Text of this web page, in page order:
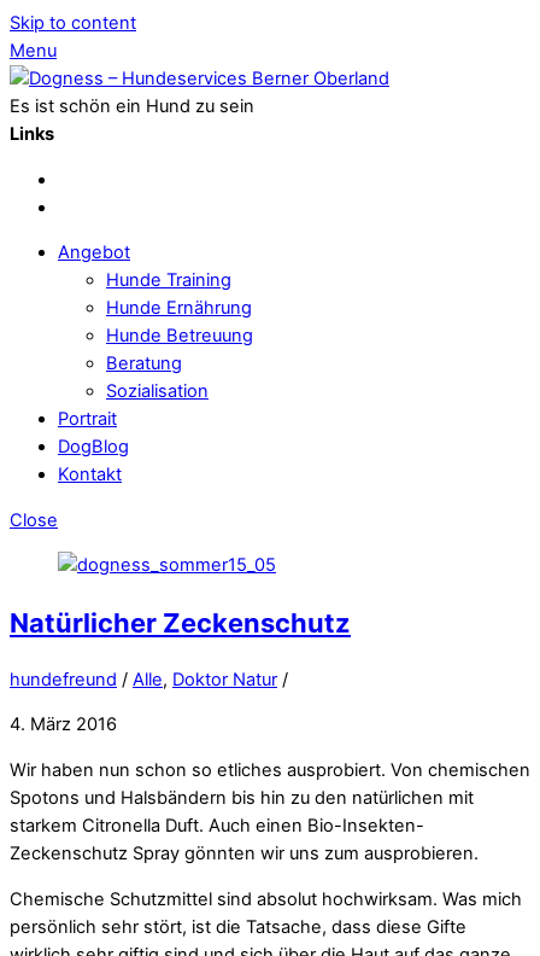
Skip to content
Menu
Es ist schön ein Hund zu sein
Links
Angebot
Hunde Training
Hunde Ernährung
Hunde Betreuung
Beratung
Sozialisation
Portrait
DogBlog
Kontakt
Close
Natürlicher Zeckenschutz
hundefreund / Alle, Doktor Natur /
4. März 2016
Wir haben nun schon so etliches ausprobiert. Von chemischen
Spotons und Halsbändern bis hin zu den natürlichen mit
starkem Citronella Duft. Auch einen Bio-Insekten-
Zeckenschutz Spray gönnten wir uns zum ausprobieren.
Chemische Schutzmittel sind absolut hochwirksam. Was mich
persönlich sehr stört, ist die Tatsache, dass diese Gifte